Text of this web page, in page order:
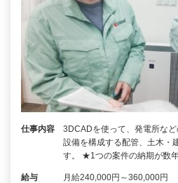
仕事内容
3DCADを使って、発電所な
設備を構成する配管、土木・
す。 ★1つの案件の納期が数
給与 月給240,000円～360,000円